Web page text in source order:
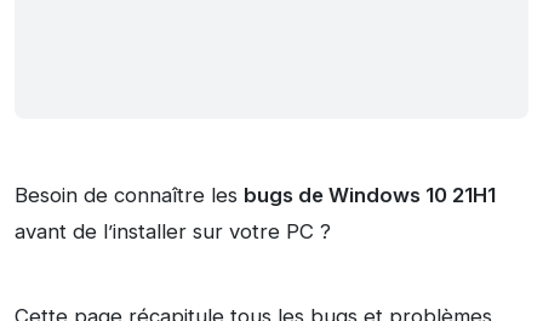
Besoin de connaître les bugs de Windows 10 21H1
avant de l’installer sur votre PC ?